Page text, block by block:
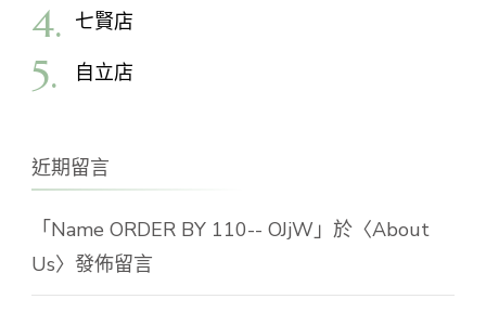
七賢店
自立店
近期留言
「Name ORDER BY 110-- OJjW」於〈About
Us〉發佈留言